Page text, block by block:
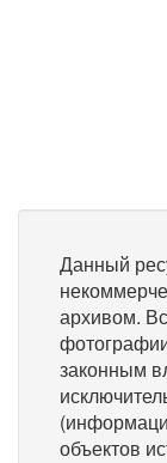
Данный
архивом.
законным
объектов